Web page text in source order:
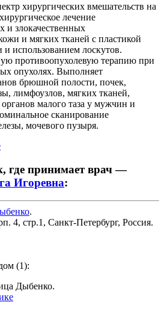
хирургических вмешательств на
лечение
и злокачественных
и мягких тканей с пластикой
использованием лоскутов.
противоопухолевую терапию при
опухолях. Выполняет
брюшной полости, почек,
лимфоузлов, мягких тканей,
малого таза у мужчин и
сканирование
мочевого пузыря.
где принимает врач —
Игоревна:
.
4, стр.1 , Санкт-Петербург, Россия.
(1):
Дыбенко.